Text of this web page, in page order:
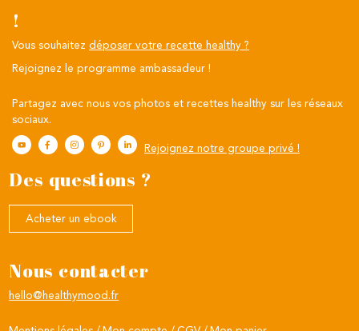
!
Vous souhaitez déposer votre recette healthy ?
Rejoignez le programme ambassadeur !
Partagez avec nous vos photos et recettes healthy sur les réseaux
sociaux.
Rejoignez notre groupe privé !
Des questions ?
Acheter un ebook
Nous contacter
hello@healthymood.fr